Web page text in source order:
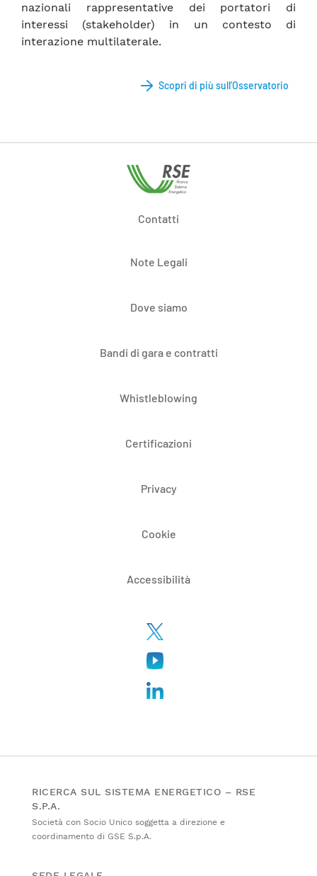
nazionali rappresentative dei portatori di
interessi (stakeholder) in un contesto di
interazione multilaterale.
Scopri di più sull’Osservatorio
Contatti
Note Legali
Dove siamo
Bandi di gara e contratti
Whistleblowing
Certificazioni
Privacy
Cookie
Accessibilità
RICERCA SUL SISTEMA ENERGETICO – RSE
S.P.A.
Società con Socio Unico soggetta a direzione e
coordinamento di GSE S.p.A.